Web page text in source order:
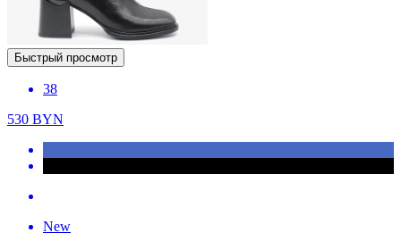
Быстрый просмотр
38
530 BYN
New